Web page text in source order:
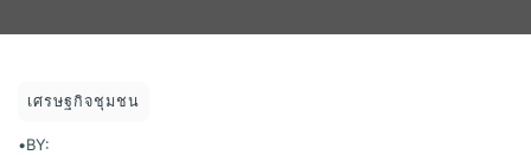
เศรษฐกิจชุมชน
•BY: